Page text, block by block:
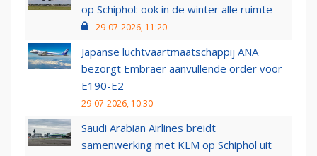
op Schiphol: ook in de winter alle ruimte
29-07-2026, 11:20
Japanse luchtvaartmaatschappij ANA
bezorgt Embraer aanvullende order voor
E190-E2
29-07-2026, 10:30
Saudi Arabian Airlines breidt
samenwerking met KLM op Schiphol uit